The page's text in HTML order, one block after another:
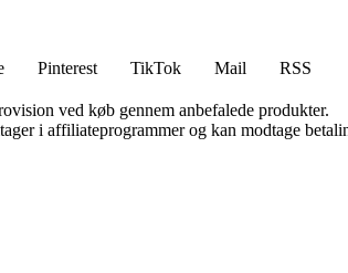
Pinterest TikTok Mail
RSS
ved køb gennem anbefalede produkter.
i affiliateprogrammer og kan modtage